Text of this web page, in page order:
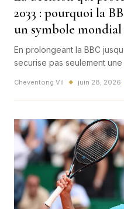
2033 : pourquoi la
un symbole
En prolongeant la BBC
securise pas seulement
television gratuite et a
Cheventong Vil ◆ juin 28, 2026